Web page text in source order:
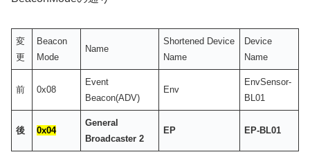
変
更
Beacon
Mode
Name
Shortened Device
Name
Device
Name
前 0x08
Event
Beacon(ADV)
Env
EnvSensor-
BL01
後 0x04
General
Broadcaster 2
EP EP-BL01